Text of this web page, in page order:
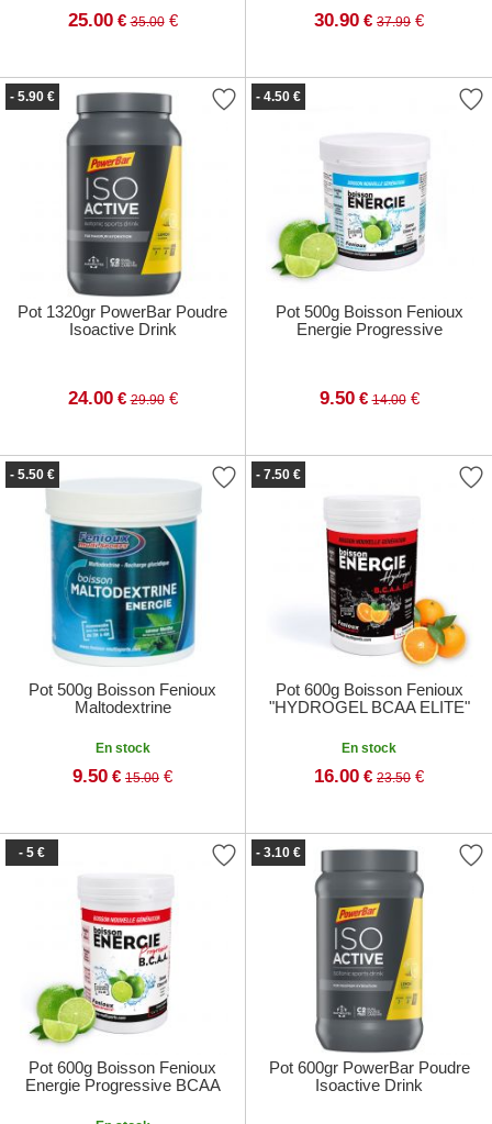
25.00 € 35.00€ 30.90 € 37.99 €
- 5.90 €
Pot 1320gr PowerBar Poudre
Isoactive Drink
24.00 € 29.90€
- 4.50 €
Pot 500g Boisson Fenioux
Energie Progressive
9.50 € 14.00€
- 5.50 €
Pot 500g Boisson Fenioux
Maltodextrine
En stock
9.50 € 15.00 €
- 7.50 €
Pot 600g Boisson Fenioux
"HYDROGEL BCAA ELITE"
En stock
16.00 € 23.50 €
- 5 €
Pot 600g Boisson Fenioux
Energie Progressive BCAA
- 3.10 €
Pot 600gr PowerBar Poudre
Isoactive Drink